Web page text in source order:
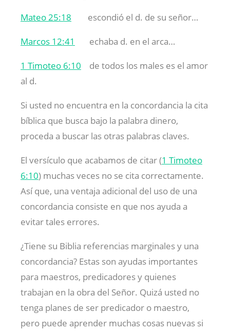
Mateo 25:18 escondió el d. de su señor…
Marcos 12:41 echaba d. en el arca…
1 Timoteo 6:10 de todos los males es el amor
al d.
Si usted no encuentra en la concordancia la cita
bíblica que busca bajo la palabra dinero,
proceda a buscar las otras palabras claves.
El versículo que acabamos de citar (1 Timoteo
6:10) muchas veces no se cita correctamente.
Así que, una ventaja adicional del uso de una
concordancia consiste en que nos ayuda a
evitar tales errores.
¿Tiene su Biblia referencias marginales y una
concordancia? Estas son ayudas importantes
para maestros, predicadores y quienes
trabajan en la obra del Señor. Quizá usted no
tenga planes de ser predicador o maestro,
pero puede aprender muchas cosas nuevas si